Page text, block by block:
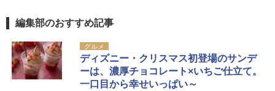
編集部のおすすめ記事
グルメ
ディズニー・クリスマス初登場のサンデ
ーは、濃厚チョコレート×いちご仕立て。
一口目から幸せいっぱい～